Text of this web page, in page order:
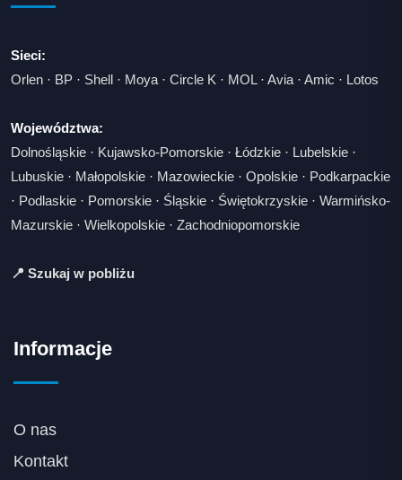
Sieci:
Orlen · BP · Shell · Moya · Circle K · MOL· Avia · Amic · Lotos
Województwa:
Dolnośląskie · Kujawsko-Pomorskie · Łódzkie · Lubelskie ·
Lubuskie · Małopolskie · Mazowieckie · Opolskie · Podkarpackie
· Podlaskie · Pomorskie · Śląskie · Świętokrzyskie · Warmińsko-
Mazurskie · Wielkopolskie · Zachodniopomorskie
📍 Szukaj w pobliżu
Informacje
O nas
Kontakt